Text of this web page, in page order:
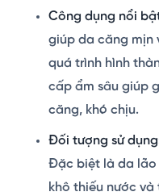
Công dụng nổi
giúp da căng mịn
quá trình hình
cấp ẩm sâu giúp
căng, khó chịu.
Đối tượng sử
Đặc biệt là da lão
khô thiếu nước